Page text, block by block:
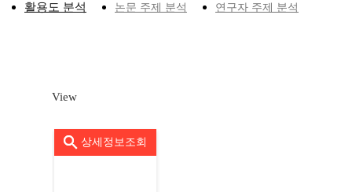
활용도 분석 논문 주제 분석 연구자 주제 분석
View
상세정보조회